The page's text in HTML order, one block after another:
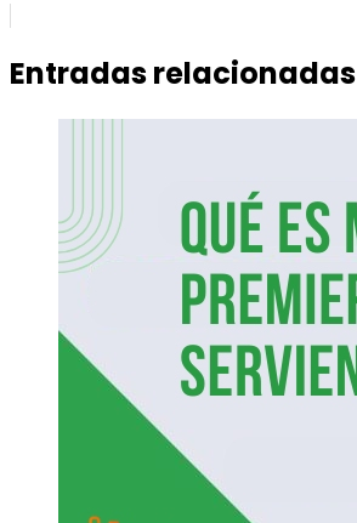
Entradas relacionadas